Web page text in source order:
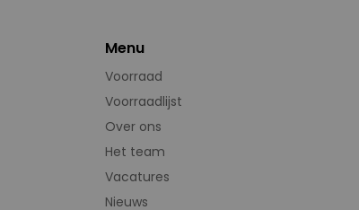
Menu
Voorraad
Voorraadlijst
Over ons
Het team
Vacatures
Nieuws